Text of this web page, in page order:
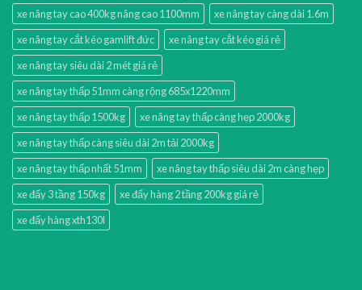
xe nâng tay cao 400kg nâng cao 1100mm
xe nâng tay càng dài 1.6m
xe nâng tay cắt kéo gamlift đức
xe nâng tay cắt kéo giá rẻ
xe nâng tay siêu dài 2 mét giá rẻ
xe nâng tay thấp 51mm càng rộng 685x1220mm
xe nâng tay thấp 1500kg
xe nâng tay thấp càng hẹp 2000kg
xe nâng tay thấp càng siêu dài 2m tải 2000kg
xe nâng tay thấp nhất 51mm
xe nâng tay thấp siêu dài 2m càng hẹp
xe đẩy 3 tầng 150kg
xe đẩy hàng 2 tầng 200kg giá rẻ
xe đẩy hàng xth130l